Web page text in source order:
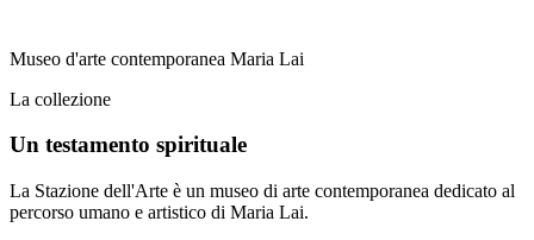
Museo d'arte contemporanea Maria Lai
La collezione
Un testamento spirituale
La Stazione dell'Arte è un museo di arte contemporanea dedicato al
percorso umano e artistico di Maria Lai.